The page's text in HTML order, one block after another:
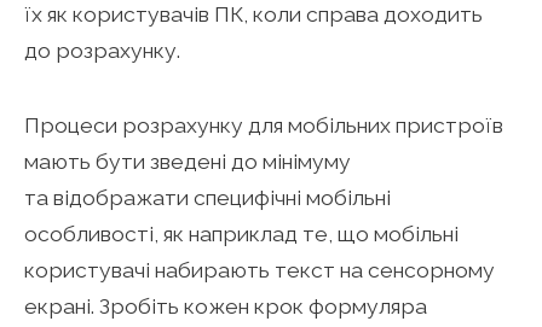
їх як користувачів ПК, коли справа доходить
до розрахунку.
Процеси розрахунку для мобільних пристроїв
мають бути зведені до мінімуму
та відображати специфічні мобільні
особливості, як наприклад те, що мобільні
користувачі набирають текст на сенсорному
екрані. Зробіть кожен крок формуляра